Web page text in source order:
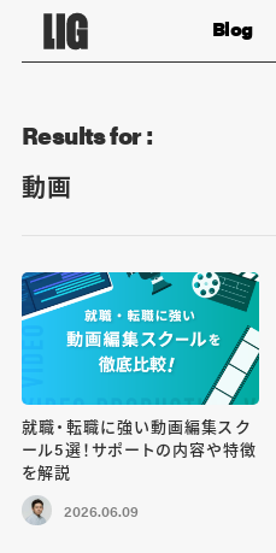
Blog
Results for :
動画
就職・転職に強い動画編集スク
ール5選！サポートの内容や特徴
を解説
2026.06.09